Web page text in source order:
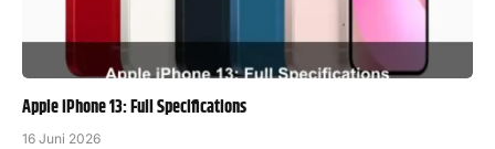
Apple iPhone 13: Full Specifications
16 Juni 2026